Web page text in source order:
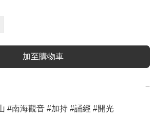
加至購物車
−
#南海觀音 #加持 #誦經 #開光